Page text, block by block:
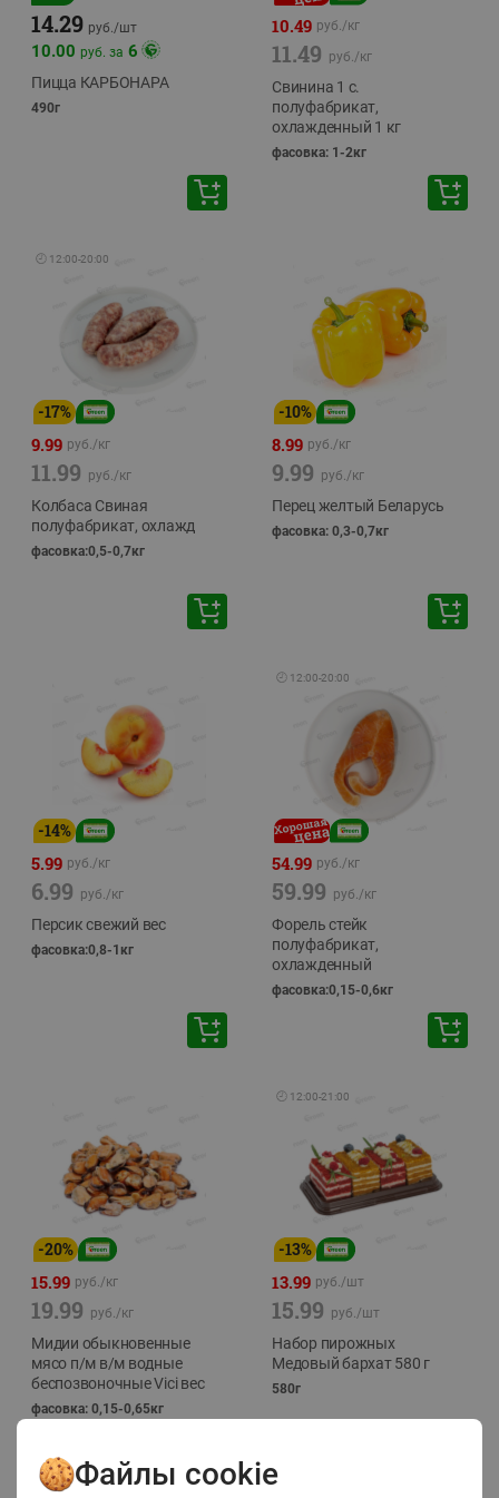
14.29 руб./шт
10.00 руб. за 6
Пицца КАРБОНАРА
490г
10.49 руб./кг
11.49 руб./кг
Свинина 1 с.
полуфабрикат,
охлажденный 1 кг
фасовка: 1-2кг
🕘 12:00-20:00
-17%
9.99 руб./кг
11.99 руб./кг
Колбаса Свиная
полуфабрикат, охлажд
фасовка:0,5-0,7кг
-10%
8.99 руб./кг
9.99 руб./кг
Перец желтый Беларусь
фасовка: 0,3-0,7кг
-14%
5.99 руб./кг
6.99 руб./кг
Персик свежий вес
фасовка:0,8-1кг
🕘 12:00-20:00
54.99 руб./кг
59.99 руб./кг
Форель стейк
полуфабрикат,
охлажденный
фасовка:0,15-0,6кг
-20%
15.99 руб./кг
19.99 руб./кг
Мидии обыкновенные
мясо п/м в/м водные
беспозвоночные Vici вес
фасовка: 0,15-0,65кг
🕘 12:00-21:00
-13%
13.99 руб./шт
15.99 руб./шт
Набор пирожных
Медовый бархат 580 г
580г
Файлы cookie